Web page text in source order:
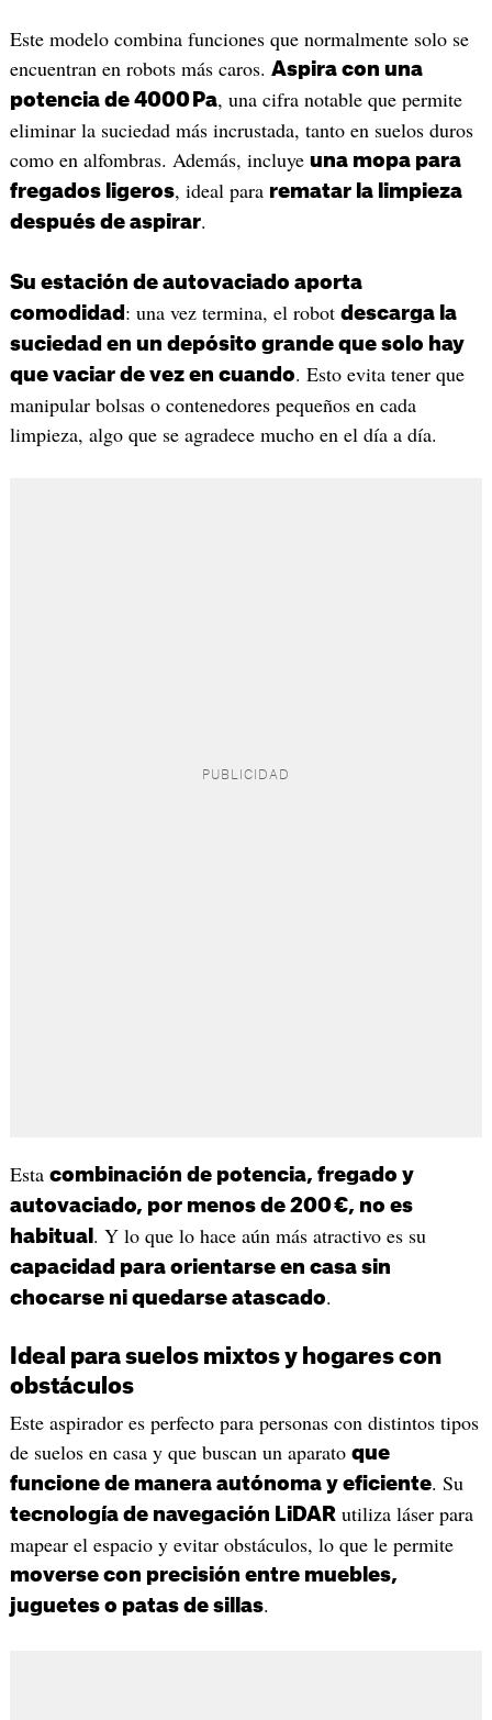
Este modelo combina funciones que normalmente solo se
encuentran en robots más caros. Aspira con una
potencia de 4000 Pa, una cifra notable que permite
eliminar la suciedad más incrustada, tanto en suelos duros
como en alfombras. Además, incluye una mopa para
fregados ligeros, ideal para rematar la limpieza
después de aspirar.
Su estación de autovaciado aporta
comodidad : una vez termina, el robot descarga la
suciedad en un depósito grande que solo hay
que vaciar de vez en cuando. Esto evita tener que
manipular bolsas o contenedores pequeños en cada
limpieza, algo que se agradece mucho en el día a día.
Esta combinación de potencia, fregado y
autovaciado, por menos de 200 €, no es
habitual . Y lo que lo hace aún más atractivo es su
capacidad para orientarse en casa sin
chocarse ni quedarse atascado.
Ideal para suelos mixtos y hogares con
obstáculos
Este aspirador es perfecto para personas con distintos tipos
de suelos en casa y que buscan un aparato que
funcione de manera autónoma y eficiente. Su
tecnología de navegación LiDARutiliza láser para
mapear el espacio y evitar obstáculos, lo que le permite
moverse con precisión entre muebles,
juguetes o patas de sillas.